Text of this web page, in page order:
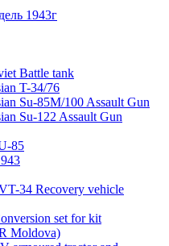
1943г
Battle tank
T-34/76
Su-85M/100 Assault Gun
Su-122 Assault Gun
85
34 Recovery vehicle
set for kit
Moldova)